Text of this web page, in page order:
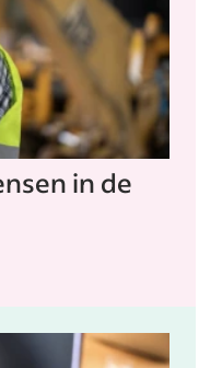
in de